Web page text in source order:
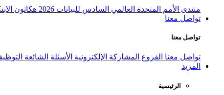
منتدى الأمم المتحدة العالمي السادس للبيانات 2026 هكاثون
تواصل معنا
تواصل معنا
تواصل معنا الفروع المشاركة الإلكترونية الأسئلة الشائعة
المزيد
الرئيسية